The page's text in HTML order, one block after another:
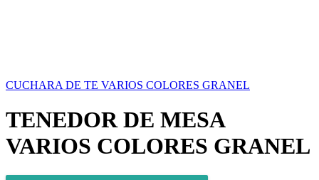
CUCHARA DE TE VARIOS COLORES GRANEL
TENEDOR DE MESA
VARIOS COLORES GRANEL